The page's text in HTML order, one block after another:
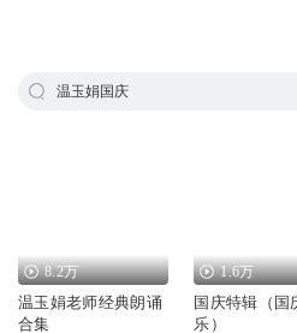
温玉娟国庆
8.2万
温玉娟老师经典朗诵
合集
1.6万
国庆特辑（国
乐）